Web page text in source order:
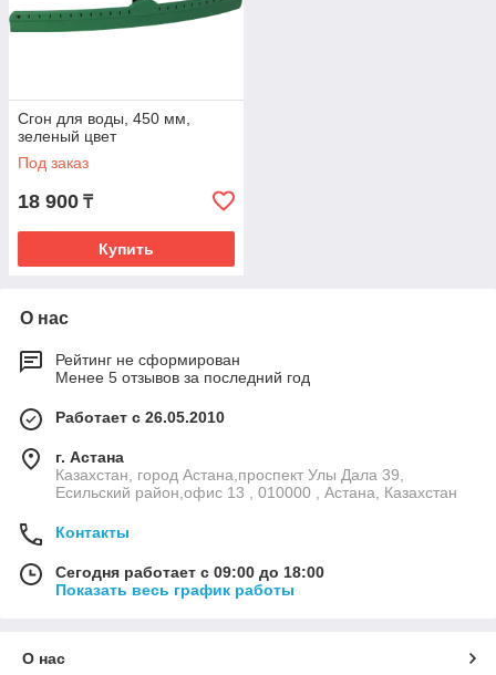
Сгон для воды, 450 мм,
зеленый цвет
Под заказ
18 900 ₸
Купить
О нас
Рейтинг не сформирован
Менее 5 отзывов за последний год
Работает с 26.05.2010
г. Астана
Казахстан, город Астана,проспект Улы Дала 39,
Есильский район,офис 13 , 010000 , Астана, Казахстан
Контакты
Сегодня работает с 09:00 до 18:00
Показать весь график работы
О нас